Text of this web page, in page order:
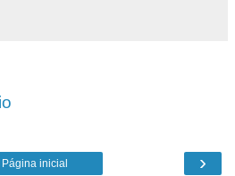
›
Página inicial